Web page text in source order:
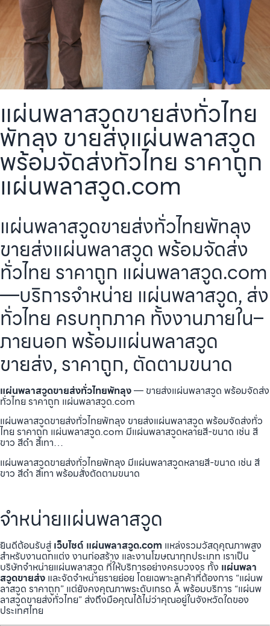
แผ่นพลาสวูดขายส่งทั่วไทย
พัทลุง ขายส่งแผ่นพลาสวูด
พร้อมจัดส่งทั่วไทย ราคาถูก
แผ่นพลาสวูด.com
แผ่นพลาสวูดขายส่งทั่วไทยพัทลุง
ขายส่งแผ่นพลาสวูด พร้อมจัดส่ง
ทั่วไทย ราคาถูก แผ่นพลาสวูด.com
—บริการจำหน่าย แผ่นพลาสวูด, ส่ง
ทั่วไทย ครบทุกภาค ทั้งงานภายใน–
ภายนอก พร้อมแผ่นพลาสวูด
ขายส่ง, ราคาถูก, ตัดตามขนาด
แผ่นพลาสวูดขายส่งทั่วไทยพัทลุง— ขายส่งแผ่นพลาสวูด พร้อมจัดส่ง
ทั่วไทย ราคาถูก แผ่นพลาสวูด.com
แผ่นพลาสวูดขายส่งทั่วไทยพัทลุง ขายส่งแผ่นพลาสวูด พร้อมจัดส่งทั่ว
ไทย ราคาถูก แผ่นพลาสวูด.com มีแผ่นพลาสวูดหลายสี-ขนาด เช่น สี
ขาว สีดำ สีเทา…
แผ่นพลาสวูดขายส่งทั่วไทยพัทลุง มีแผ่นพลาสวูดหลายสี-ขนาด เช่น สี
ขาว สีดำ สีเทา พร้อมสั่งตัดตามขนาด
จำหน่ายแผ่นพลาสวูด
ยินดีต้อนรับสู่ เว็บไซต์ แผ่นพลาสวูด.com แหล่งรวมวัสดุคุณภาพสูง
สำหรับงานตกแต่ง งานก่อสร้าง และงานโฆษณาทุกประเภท เราเป็น
บริษัทจำหน่ายแผ่นพลาสวูด ที่ให้บริการอย่างครบวงจร ทั้ง แผ่นพลา
สวูดขายส่ง และจัดจำหน่ายรายย่อย โดยเฉพาะลูกค้าที่ต้องการ “แผ่นพ
ลาสวูด ราคาถูก” แต่ยังคงคุณภาพระดับเกรด A พร้อมบริการ “แผ่นพ
ลาสวูดขายส่งทั่วไทย” ส่งถึงมือคุณได้ไม่ว่าคุณอยู่ในจังหวัดใดของ
ประเทศไทย